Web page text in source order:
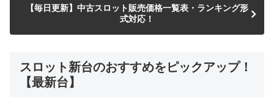
【毎日更新】中古スロット販売価格一覧表・ランキング形
式対応！
スロット新台のおすすめをピックアップ！
【最新台】